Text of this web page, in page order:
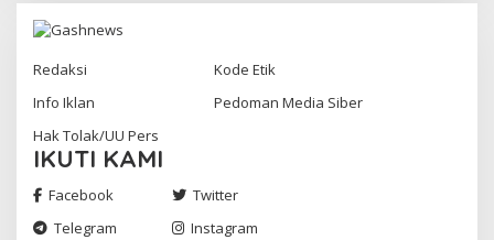
Redaksi
Kode Etik
Info Iklan
Pedoman Media Siber
Hak Tolak/UU Pers
IKUTI KAMI
Facebook
Twitter
Telegram
Instagram